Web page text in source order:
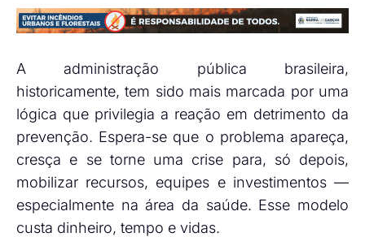
A administração pública brasileira,
historicamente, tem sido mais marcada por uma
lógica que privilegia a reação em detrimento da
prevenção. Espera-se que o problema apareça,
cresça e se torne uma crise para, só depois,
mobilizar recursos, equipes e investimentos —
especialmente na área da saúde. Esse modelo
custa dinheiro, tempo e vidas.